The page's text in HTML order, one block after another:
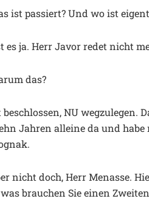
ist passiert? Und wo ist
es ja. Herr Javor redet nicht
das?
beschlossen, NU wegzulegen.
Jahren alleine da und
nicht doch, Herr Menasse.
brauchen Sie einen